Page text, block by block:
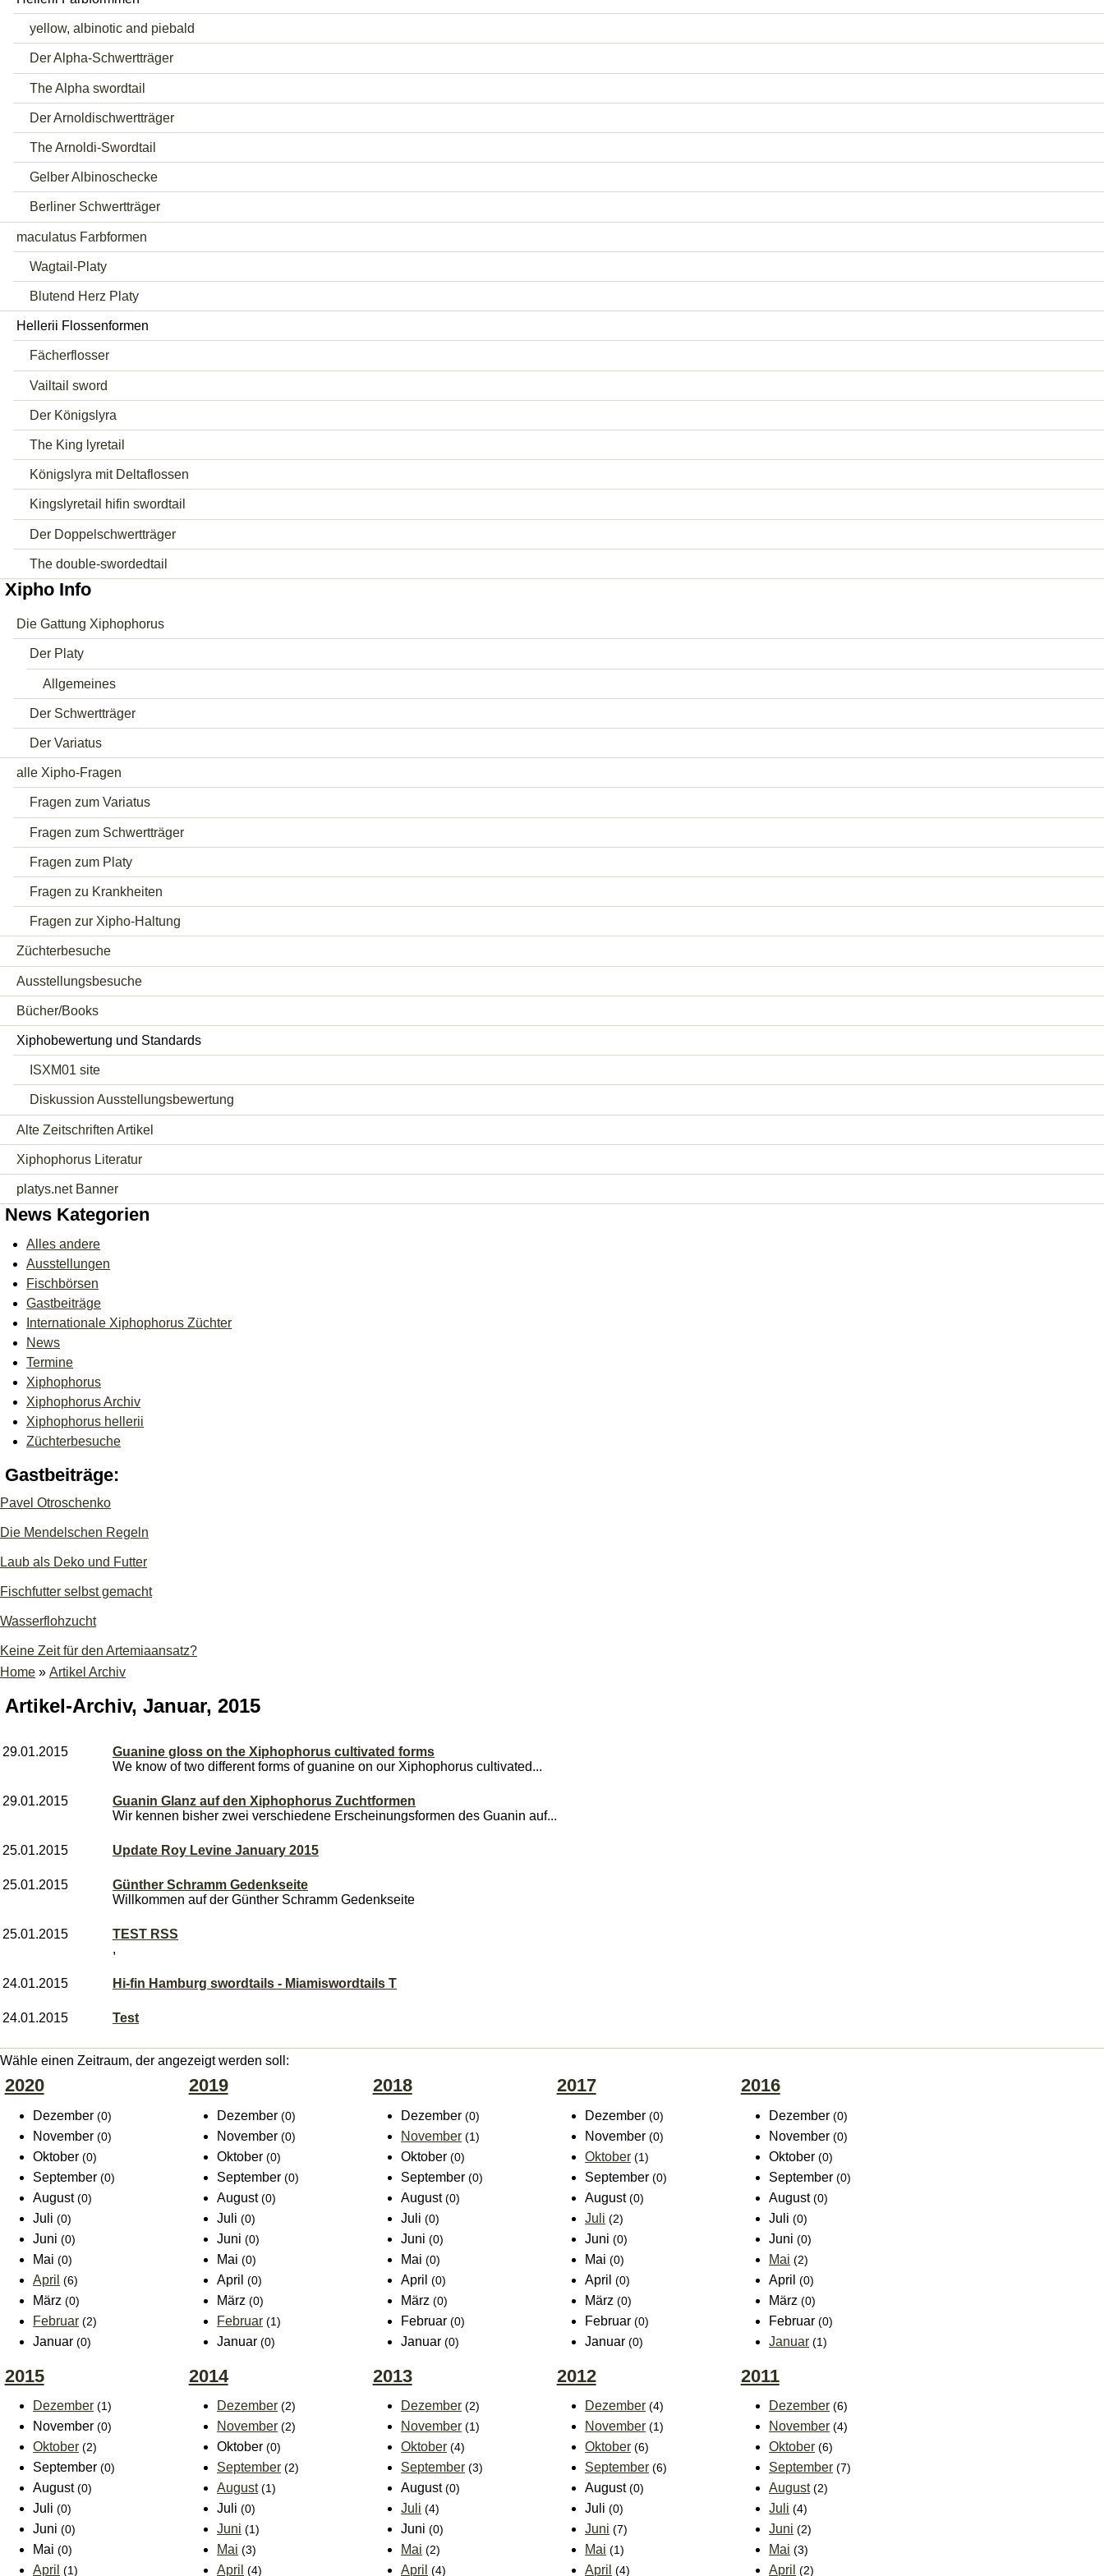
yellow, albinotic and piebald
Der Alpha-Schwertträger
The Alpha swordtail
Der Arnoldischwertträger
The Arnoldi-Swordtail
Gelber Albinoschecke
Berliner Schwertträger
maculatus Farbformen
Wagtail-Platy
Blutend Herz Platy
Hellerii Flossenformen
Fächerflosser
Vailtail sword
Der Königslyra
The King lyretail
Königslyra mit Deltaflossen
Kingslyretail hifin swordtail
Der Doppelschwertträger
The double-swordedtail
Xipho Info
Die Gattung Xiphophorus
Der Platy
Allgemeines
Der Schwertträger
Der Variatus
alle Xipho-Fragen
Fragen zum Variatus
Fragen zum Schwertträger
Fragen zum Platy
Fragen zu Krankheiten
Fragen zur Xipho-Haltung
Züchterbesuche
Ausstellungsbesuche
Bücher/Books
Xiphobewertung und Standards
ISXM01 site
Diskussion Ausstellungsbewertung
Alte Zeitschriften Artikel
Xiphophorus Literatur
platys.net Banner
News Kategorien
Alles andere
Ausstellungen
Fischbörsen
Gastbeiträge
Internationale Xiphophorus Züchter
News
Termine
Xiphophorus
Xiphophorus Archiv
Xiphophorus hellerii
Züchterbesuche
Gastbeiträge:
Pavel Otroschenko
Die Mendelschen Regeln
Laub als Deko und Futter
Fischfutter selbst gemacht
Wasserflohzucht
Keine Zeit für den Artemiaansatz?
Home » Artikel Archiv
Artikel-Archiv, Januar, 2015
29.01.2015
Guanine gloss on the Xiphophorus cultivated forms
We know of two different forms of guanine on our Xiphophorus cultivated...
29.01.2015
Guanin Glanz auf den Xiphophorus Zuchtformen
Wir kennen bisher zwei verschiedene Erscheinungsformen des Guanin auf...
25.01.2015 Update Roy Levine January 2015
25.01.2015
Günther Schramm Gedenkseite
Willkommen auf der Günther Schramm Gedenkseite
25.01.2015
TEST RSS
,
24.01.2015 Hi-fin Hamburg swordtails - Miamiswordtails T
24.01.2015 Test
Wähle einen Zeitraum, der angezeigt werden soll:
2020
Dezember (0)
November (0)
Oktober (0)
September (0)
August (0)
Juli (0)
Juni (0)
Mai (0)
April (6)
März (0)
Februar (2)
Januar (0)
2019
Dezember(0)
November(0)
Oktober(0)
September(0)
August(0)
Juli(0)
Juni(0)
Mai(0)
April(0)
März(0)
Februar (1)
Januar(0)
2018
Dezember(0)
November (1)
Oktober(0)
September(0)
August(0)
Juli(0)
Juni(0)
Mai(0)
April(0)
März(0)
Februar(0)
Januar(0)
2017
Dezember(0)
November(0)
Oktober (1)
September(0)
August(0)
Juli (2)
Juni(0)
Mai(0)
April(0)
März(0)
Februar(0)
Januar(0)
2016
Dezember(0)
November(0)
Oktober(0)
September(0)
August(0)
Juli(0)
Juni(0)
Mai (2)
April(0)
März(0)
Februar(0)
Januar (1)
2015
Dezember (1)
November (0)
Oktober (2)
September (0)
August (0)
Juli (0)
Juni (0)
Mai (0)
April (1)
2014
Dezember (2)
November (2)
Oktober(0)
September (2)
August (1)
Juli(0)
Juni (1)
Mai (3)
April (4)
2013
Dezember (2)
November (1)
Oktober (4)
September (3)
August(0)
Juli (4)
Juni(0)
Mai (2)
April (4)
2012
Dezember (4)
November (1)
Oktober (6)
September (6)
August(0)
Juli(0)
Juni (7)
Mai (1)
April (4)
2011
Dezember (6)
November (4)
Oktober (6)
September (7)
August (2)
Juli (4)
Juni (2)
Mai (3)
April (2)